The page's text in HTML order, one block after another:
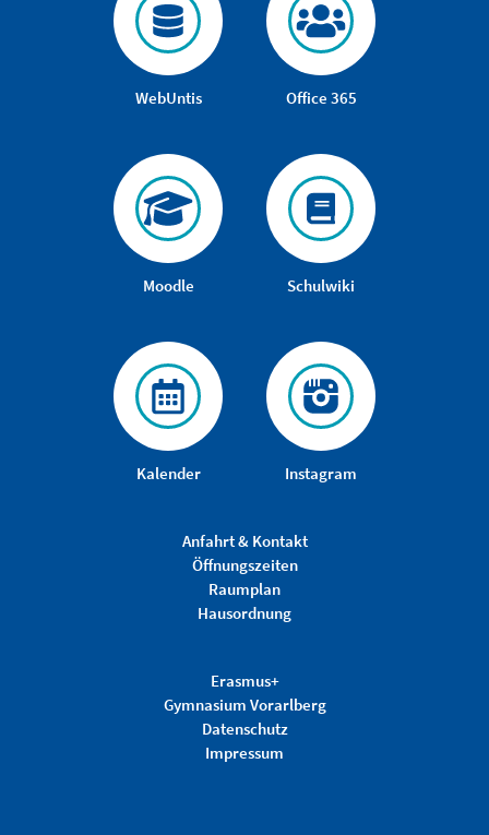
WebUntis Office 365
Moodle Schulwiki
Kalender Instagram
Anfahrt & Kontakt
Öffnungszeiten
Raumplan
Hausordnung
Erasmus+
Gymnasium Vorarlberg
Datenschutz
Impressum